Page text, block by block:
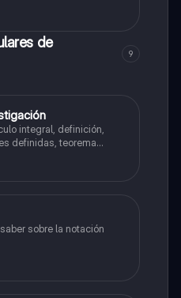
de
9
integral, definición,
definidas, teorema
integrales
sobre la notación